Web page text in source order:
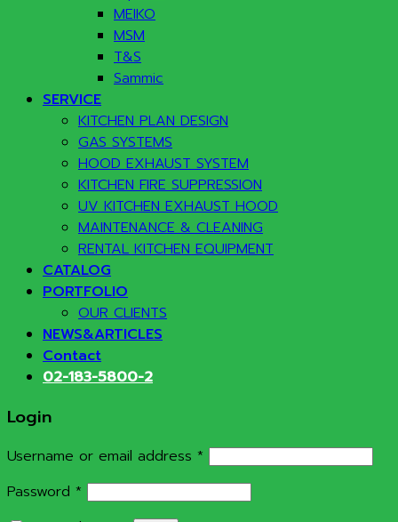
MEIKO
MSM
T&S
Sammic
SERVICE
KITCHEN PLAN DESIGN
GAS SYSTEMS
HOOD EXHAUST SYSTEM
KITCHEN FIRE SUPPRESSION
UV KITCHEN EXHAUST HOOD
MAINTENANCE & CLEANING
RENTAL KITCHEN EQUIPMENT
CATALOG
PORTFOLIO
OUR CLIENTS
NEWS&ARTICLES
Contact
02-183-5800-2
Login
Username or email address *
Password *